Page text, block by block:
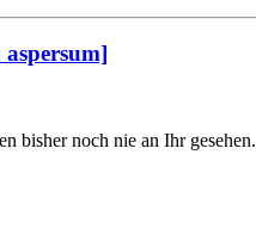
bisher noch nie an Ihr gesehen.